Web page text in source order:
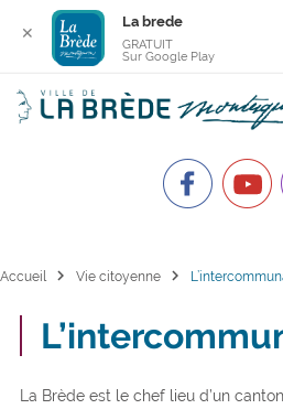
Accueil chevron_right Vie citoyenne chevron_right
La Brède est le chef lieu d’un
✕
La brede
GRATUIT
Sur Google Play